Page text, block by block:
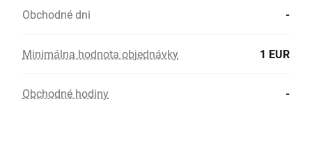
Obchodné dni -
Minimálna hodnota objednávky 1 EUR
Obchodné hodiny -